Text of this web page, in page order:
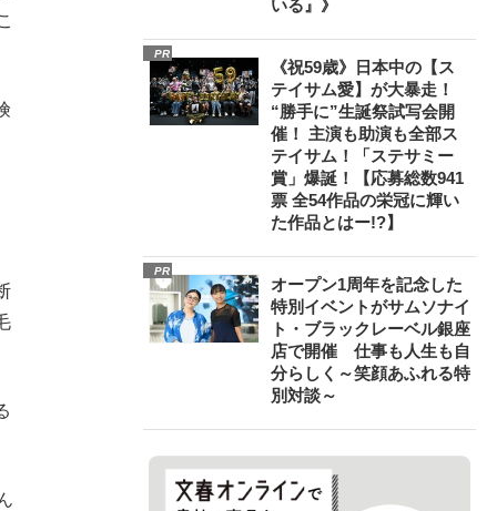
いる』》
PR
《祝59歳》日本中の【ス
テイサム愛】が大暴走！
“勝手に”生誕祭試写会開
催！ 主演も助演も全部ス
テイサム！「ステサミー
賞」爆誕！【応募総数941
票 全54作品の栄冠に輝い
た作品とはー!?】
PR
オープン1周年を記念した
特別イベントがサムソナイ
ト・ブラックレーベル銀座
店で開催 仕事も人生も自
分らしく～笑顔あふれる特
別対談～